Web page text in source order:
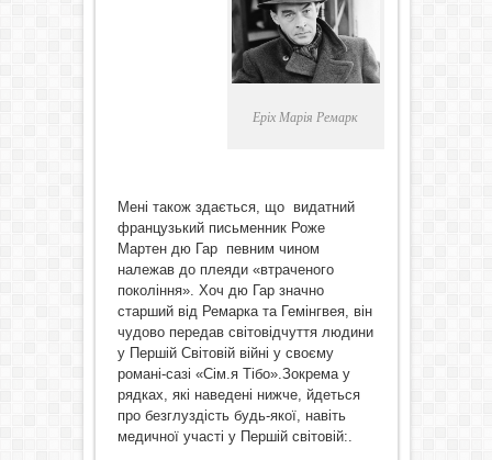
Еріх Марія Ремарк
Мені також здається, що видатний
французький письменник Роже
Мартен дю Гар певним чином
належав до плеяди «втраченого
покоління». Хоч дю Гар значно
старший від Ремарка та Гемінгвея, він
чудово передав світовідчуття людини
у Першій Світовій війні у своєму
романі-сазі «Сім.я Тібо».Зокрема у
рядках, які наведені нижче, йдеться
про безглуздість будь-якої, навіть
медичної участі у Першій світовій:.